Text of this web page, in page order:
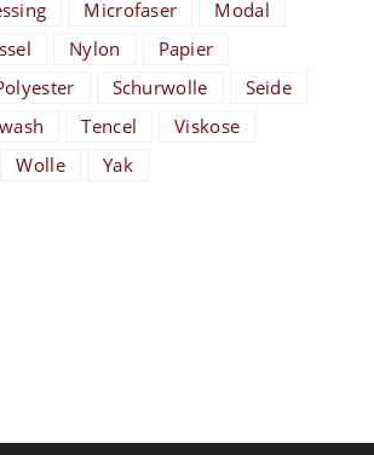
Microfaser
Modal
Nylon
Papier
Schurwolle
Seide
Tencel
Viskose
Wolle Yak